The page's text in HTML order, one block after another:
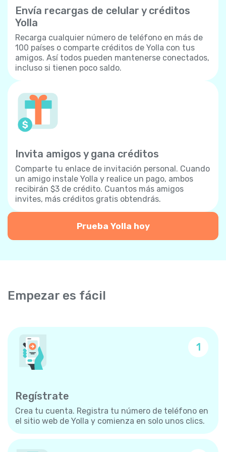
Envía recargas de celular y créditos
Yolla
Recarga cualquier número de teléfono en más de
100 países o comparte créditos de Yolla con tus
amigos. Así todos pueden mantenerse conectados,
incluso si tienen poco saldo.
Invita amigos y gana créditos
Comparte tu enlace de invitación personal. Cuando
un amigo instale Yolla y realice un pago, ambos
recibirán $3 de crédito. Cuantos más amigos
invites, más créditos gratis obtendrás.
Prueba Yolla hoy
Empezar es fácil
1
Regístrate
Crea tu cuenta. Registra tu número de teléfono en
el sitio web de Yolla y comienza en solo unos clics.